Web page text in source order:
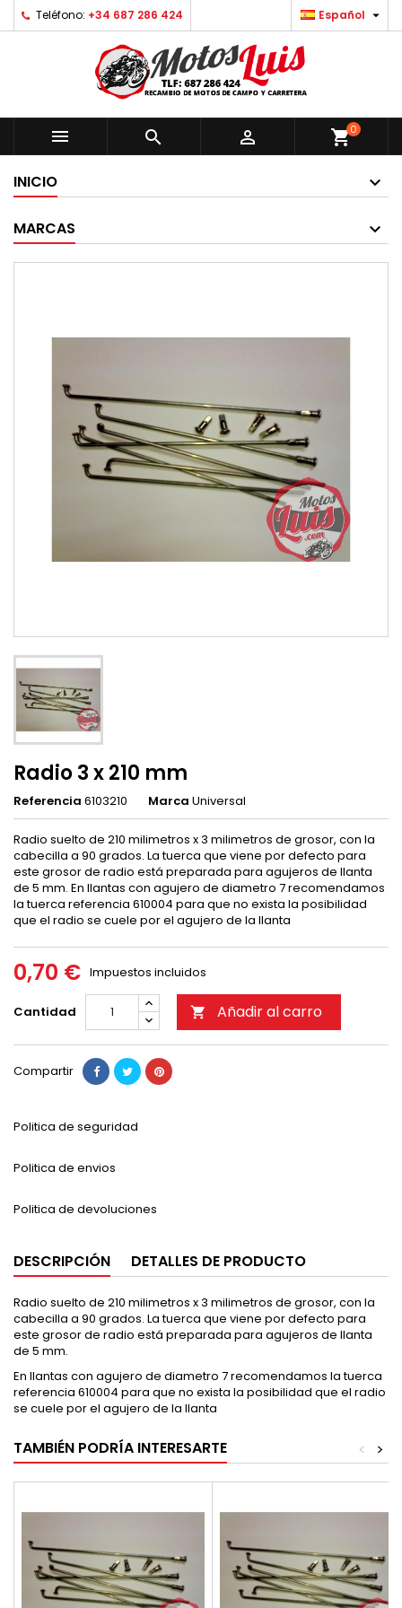
Teléfono: +34 687 286 424 Español 
   shopping_cart0
INICIO
MARCAS
Radio 3 x 210 mm
Referencia 6103210 Marca Universal
Radio suelto de 210 milimetros x 3 milimetros de grosor, con la
cabecilla a 90 grados. La tuerca que viene por defecto para
este grosor de radio está preparada para agujeros de llanta
de 5 mm. En llantas con agujero de diametro 7 recomendamos
la tuerca referencia 610004 para que no exista la posibilidad
que el radio se cuele por el agujero de la llanta
0,70 € Impuestos incluidos
Cantidad  Añadir al carro
Compartir
Politica de seguridad
Politica de envios
Politica de devoluciones
DESCRIPCIÓN DETALLES DE PRODUCTO
Radio suelto de 210 milimetros x 3 milimetros de grosor, con la
cabecilla a 90 grados. La tuerca que viene por defecto para
este grosor de radio está preparada para agujeros de llanta
de 5 mm.
En llantas con agujero de diametro 7 recomendamos la tuerca
referencia 610004 para que no exista la posibilidad que el radio
se cuele por el agujero de la llanta
TAMBIÉN PODRÍA INTERESARTE >
<